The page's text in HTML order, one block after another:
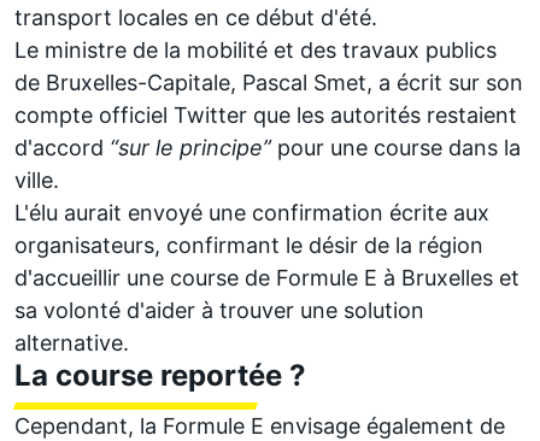
transport locales en ce début d'été.
Le ministre de la mobilité et des travaux publics
de Bruxelles-Capitale, Pascal Smet, a écrit sur son
compte officiel Twitter que les autorités restaient
d'accord “sur le principe”pour une course dans la
ville.
L'élu aurait envoyé une confirmation écrite aux
organisateurs, confirmant le désir de la région
d'accueillir une course de Formule E à Bruxelles et
sa volonté d'aider à trouver une solution
alternative.
La course reportée ?
Cependant, la Formule E envisage également de